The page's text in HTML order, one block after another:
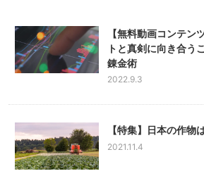
【無料動画コンテン
トと真剣に向き合う
錬金術
2022.9.3
【特集】日本の作物
2021.11.4